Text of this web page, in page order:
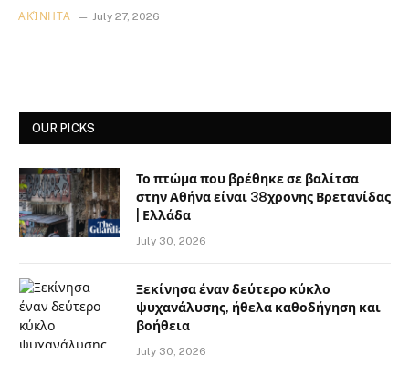
ΑΚΊΝΗΤΑ July 27, 2026
OUR PICKS
Το πτώμα που βρέθηκε σε βαλίτσα
στην Αθήνα είναι 38χρονης Βρετανίδας
| Ελλάδα
July 30, 2026
Ξεκίνησα έναν δεύτερο κύκλο
ψυχανάλυσης, ήθελα καθοδήγηση και
βοήθεια
July 30, 2026